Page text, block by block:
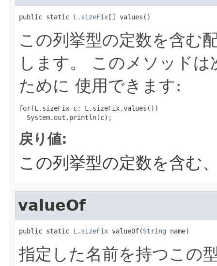
public static L.sizeFix[] values()
この列挙型の定数を含む
します。 このメソッド
ために 使用できます:
for(L.sizeFix c: L.sizeFix.values())
戻り値:
この列挙型の定数を含む
valueOf
public static L.sizeFix valueOf(String name)
指定した名前を持つこの